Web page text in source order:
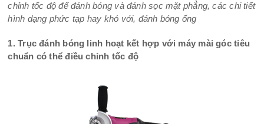
chỉnh tốc độ để đánh bóng và đánh sọc mặt phẳng, các chi tiết
hình dạng phức tạp hay khó với, đánh bóng ống
1. Trục đánh bóng linh hoạt kết hợp với máy mài góc tiêu
chuẩn có thể điều chỉnh tốc độ